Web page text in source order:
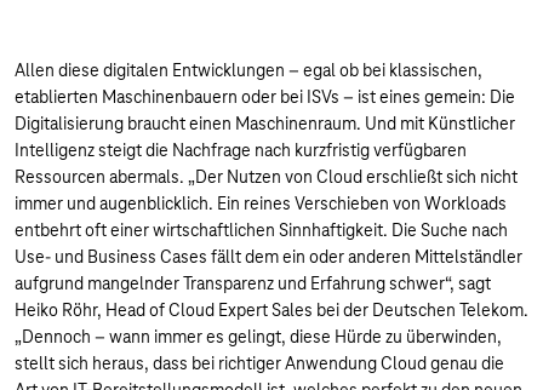
Allen diese digitalen Entwicklungen – egal ob bei klassischen,
etablierten Maschinenbauern oder bei ISVs – ist eines gemein: Die
Digitalisierung braucht einen Maschinenraum. Und mit Künstlicher
Intelligenz steigt die Nachfrage nach kurzfristig verfügbaren
Ressourcen abermals. „Der Nutzen von Cloud erschließt sich nicht
immer und augenblicklich. Ein reines Verschieben von Workloads
entbehrt oft einer wirtschaftlichen Sinnhaftigkeit. Die Suche nach
Use- und Business Cases fällt dem ein oder anderen Mittelständler
aufgrund mangelnder Transparenz und Erfahrung schwer“, sagt
Heiko Röhr, Head of Cloud Expert Sales bei der Deutschen Telekom.
„Dennoch – wann immer es gelingt, diese Hürde zu überwinden,
stellt sich heraus, dass bei richtiger Anwendung Cloud genau die